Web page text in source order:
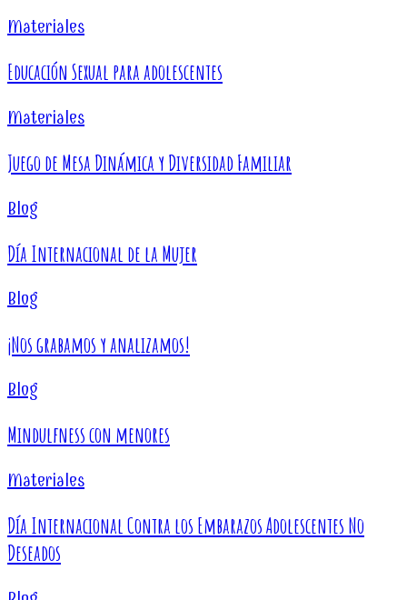
Materiales
Educación Sexual para adolescentes
Materiales
Juego de Mesa Dinámica y Diversidad Familiar
Blog
Día Internacional de la Mujer
Blog
¡Nos grabamos y analizamos!
Blog
Mindulfness con menores
Materiales
Día Internacional Contra los Embarazos Adolescentes No
Deseados